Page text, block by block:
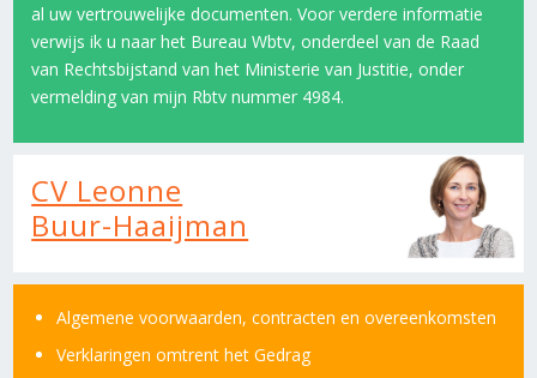
al uw vertrouwelijke documenten. Voor verdere informatie
verwijs ik u naar het Bureau Wbtv, onderdeel van de Raad
van Rechtsbijstand van het Ministerie van Justitie, onder
vermelding van mijn Rbtv nummer 4984.
CV Leonne
Buur-Haaijman
Algemene voorwaarden, contracten en overeenkomsten
Verklaringen omtrent het Gedrag